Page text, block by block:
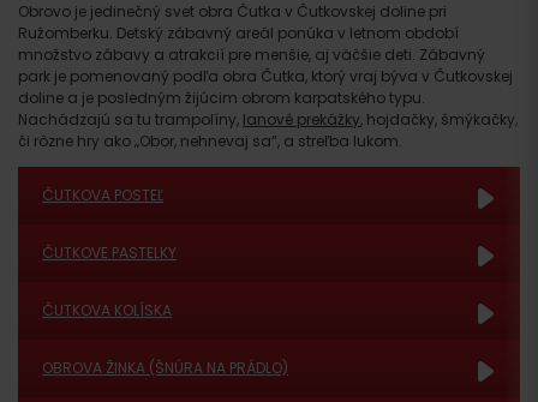
Obrovo je jedinečný svet obra Čutka v Čutkovskej doline pri
Ružomberku. Detský zábavný areál ponúka v letnom období
množstvo zábavy a atrakcií pre menšie, aj väčšie deti. Zábavný
park je pomenovaný podľa obra Čutka, ktorý vraj býva v Čutkovskej
doline a je posledným žijúcim obrom karpatského typu.
Nachádzajú sa tu trampolíny, lanové prekážky, hojdačky, šmýkačky,
či rôzne hry ako „Obor, nehnevaj sa“, a streľba lukom.
ČUTKOVA POSTEĽ
ČUTKOVE PASTELKY
ČUTKOVA KOLÍSKA
OBROVA ŽINKA (ŠNÚRA NA PRÁDLO)